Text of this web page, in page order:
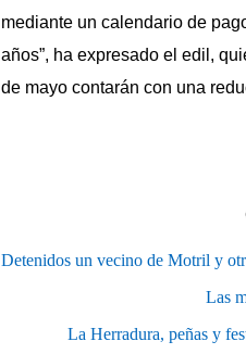
mediante un calendario de
años”, ha expresado el edil,
de mayo contarán con una
Detenidos un vecino de Motril y
Las
La Herradura, peñas y